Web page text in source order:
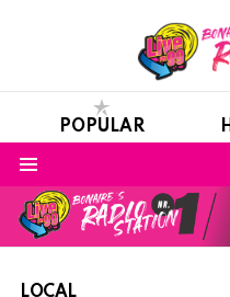
POPULAR
LOCAL